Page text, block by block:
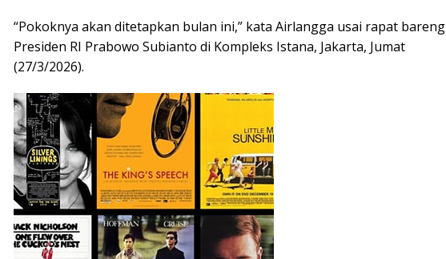
“Pokoknya akan ditetapkan bulan ini,” kata Airlangga usai rapat bareng
Presiden RI Prabowo Subianto di Kompleks Istana, Jakarta, Jumat
(27/3/2026).